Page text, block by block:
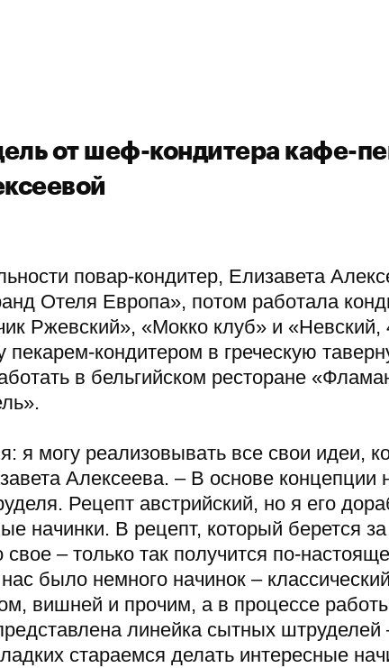
от шеф-кондитера кафе-
повар-кондитер, Елизавета
Отеля Европа», потом работала
Ржевский», «Мокко клуб» и
пекарем-кондитером в греческую
в бельгийском ресторане
я могу реализовывать все свои идеи,
Алексеева. – В основе концепции
Рецепт австрийский, но я его
начинки. В рецепт, который берется за
– только так получится по-
было немного начинок –
вишней и прочим, а в процессе
линейка сытных штруделей
стараемся делать интересные